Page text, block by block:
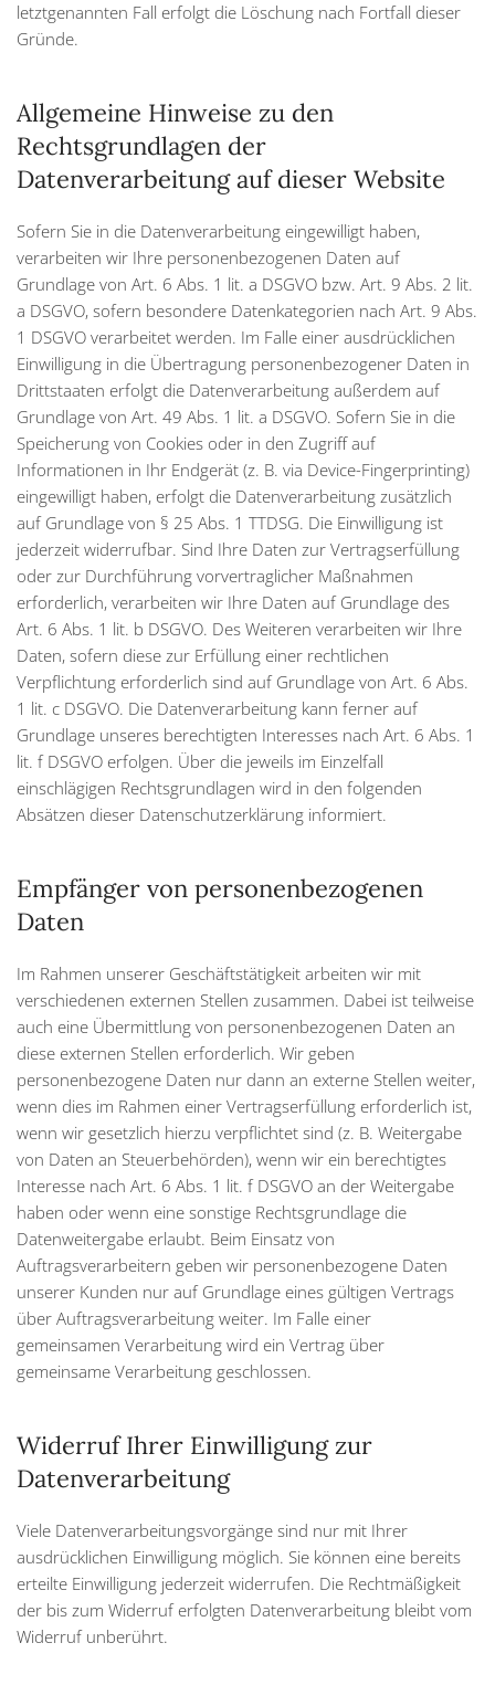
letztgenannten Fall erfolgt die Löschung nach Fortfall dieser
Gründe.
Allgemeine Hinweise zu den
Rechtsgrundlagen der
Datenverarbeitung auf dieser Website
Sofern Sie in die Datenverarbeitung eingewilligt haben,
verarbeiten wir Ihre personenbezogenen Daten auf
Grundlage von Art. 6 Abs. 1 lit. a DSGVO bzw. Art. 9 Abs. 2 lit.
a DSGVO, sofern besondere Datenkategorien nach Art. 9 Abs.
1 DSGVO verarbeitet werden. Im Falle einer ausdrücklichen
Einwilligung in die Übertragung personenbezogener Daten in
Drittstaaten erfolgt die Datenverarbeitung außerdem auf
Grundlage von Art. 49 Abs. 1 lit. a DSGVO. Sofern Sie in die
Speicherung von Cookies oder in den Zugriff auf
Informationen in Ihr Endgerät (z. B. via Device-Fingerprinting)
eingewilligt haben, erfolgt die Datenverarbeitung zusätzlich
auf Grundlage von § 25 Abs. 1 TTDSG. Die Einwilligung ist
jederzeit widerrufbar. Sind Ihre Daten zur Vertragserfüllung
oder zur Durchführung vorvertraglicher Maßnahmen
erforderlich, verarbeiten wir Ihre Daten auf Grundlage des
Art. 6 Abs. 1 lit. b DSGVO. Des Weiteren verarbeiten wir Ihre
Daten, sofern diese zur Erfüllung einer rechtlichen
Verpflichtung erforderlich sind auf Grundlage von Art. 6 Abs.
1 lit. c DSGVO. Die Datenverarbeitung kann ferner auf
Grundlage unseres berechtigten Interesses nach Art. 6 Abs. 1
lit. f DSGVO erfolgen. Über die jeweils im Einzelfall
einschlägigen Rechtsgrundlagen wird in den folgenden
Absätzen dieser Datenschutzerklärung informiert.
Empfänger von personenbezogenen
Daten
Im Rahmen unserer Geschäftstätigkeit arbeiten wir mit
verschiedenen externen Stellen zusammen. Dabei ist teilweise
auch eine Übermittlung von personenbezogenen Daten an
diese externen Stellen erforderlich. Wir geben
personenbezogene Daten nur dann an externe Stellen weiter,
wenn dies im Rahmen einer Vertragserfüllung erforderlich ist,
wenn wir gesetzlich hierzu verpflichtet sind (z. B. Weitergabe
von Daten an Steuerbehörden), wenn wir ein berechtigtes
Interesse nach Art. 6 Abs. 1 lit. f DSGVO an der Weitergabe
haben oder wenn eine sonstige Rechtsgrundlage die
Datenweitergabe erlaubt. Beim Einsatz von
Auftragsverarbeitern geben wir personenbezogene Daten
unserer Kunden nur auf Grundlage eines gültigen Vertrags
über Auftragsverarbeitung weiter. Im Falle einer
gemeinsamen Verarbeitung wird ein Vertrag über
gemeinsame Verarbeitung geschlossen.
Widerruf Ihrer Einwilligung zur
Datenverarbeitung
Viele Datenverarbeitungsvorgänge sind nur mit Ihrer
ausdrücklichen Einwilligung möglich. Sie können eine bereits
erteilte Einwilligung jederzeit widerrufen. Die Rechtmäßigkeit
der bis zum Widerruf erfolgten Datenverarbeitung bleibt vom
Widerruf unberührt.